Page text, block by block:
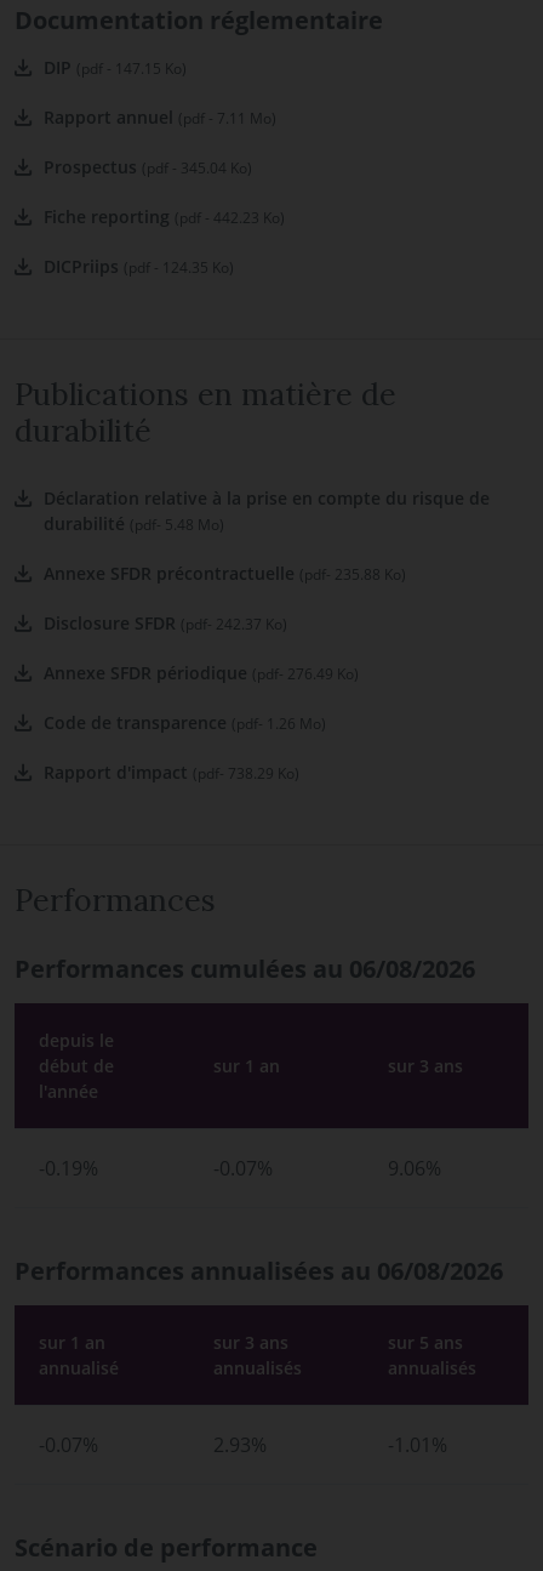
Documentation réglementaire
DIP (pdf - 147.15 Ko)
Rapport annuel (pdf - 7.11 Mo)
Prospectus (pdf - 345.04 Ko)
Fiche reporting (pdf - 442.23 Ko)
DICPriips (pdf - 124.35 Ko)
Publications en matière de
durabilité
Déclaration relative à la prise en compte du risque de
durabilité (pdf- 5.48 Mo)
Annexe SFDR précontractuelle (pdf- 235.88 Ko)
Disclosure SFDR (pdf- 242.37 Ko)
Annexe SFDR périodique (pdf- 276.49 Ko)
Code de transparence (pdf- 1.26 Mo)
Rapport d'impact (pdf- 738.29 Ko)
Performances
Performances cumulées au 06/08/2026
depuis le
début de
l'année
sur 1 an sur 3 ans
-0.19% -0.07% 9.06%
Performances annualisées au 06/08/2026
sur 1 an
annualisé
sur 3 ans
annualisés
sur 5 ans
annualisés
-0.07% 2.93% -1.01%
Scénario de performance